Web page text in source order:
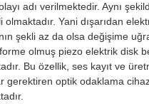
adı verilmektedir. Aynı
Yani dışarıdan
şekli az da olsa değişime
olmuş piezo elektrik disk
Bu özellik, ses kayıt ve
gerektiren optik odaklama